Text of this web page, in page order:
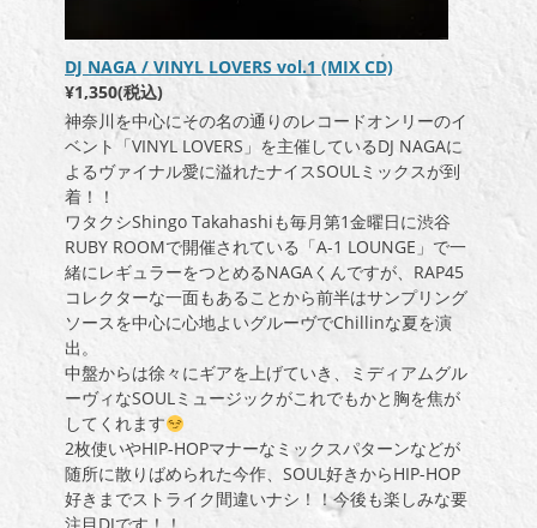
DJ NAGA / VINYL LOVERS vol.1 (MIX CD)
¥1,350(税込)
神奈川を中心にその名の通りのレコードオンリーのイ
ベント「VINYL LOVERS」を主催しているDJ NAGAに
よるヴァイナル愛に溢れたナイスSOULミックスが到
着！！
ワタクシShingo Takahashiも毎月第1金曜日に渋谷
RUBY ROOMで開催されている「A-1 LOUNGE」で一
緒にレギュラーをつとめるNAGAくんですが、RAP45
コレクターな一面もあることから前半はサンプリング
ソースを中心に心地よいグルーヴでChillinな夏を演
出。
中盤からは徐々にギアを上げていき、ミディアムグル
ーヴィなSOULミュージックがこれでもかと胸を焦が
してくれます
2枚使いやHIP-HOPマナーなミックスパターンなどが
随所に散りばめられた今作、SOUL好きからHIP-HOP
好きまでストライク間違いナシ！！今後も楽しみな要